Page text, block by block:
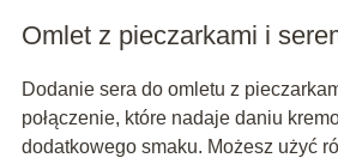
Omlet z pieczarkami i
Dodanie sera do omletu z
połączenie, które nadaje daniu
dodatkowego smaku. Możesz użyć